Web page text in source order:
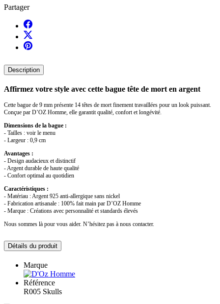
Partager
Description
Affirmez votre style avec cette bague tête de mort en argent
Cette bague de 9 mm présente 14 têtes de mort finement travaillées pour un look puissant.
Conçue par D’OZ Homme, elle garantit qualité, confort et longévité.
Dimensions de la bague :
- Tailles : voir le menu
- Largeur : 0,9 cm
Avantages :
- Design audacieux et distinctif
- Argent durable de haute qualité
- Confort optimal au quotidien
Caractéristiques :
- Matériau : Argent 925 anti-allergique sans nickel
- Fabrication artisanale : 100% fait main par D’OZ Homme
- Marque : Créations avec personnalité et standards élevés
Nous sommes là pour vous aider. N’hésitez pas à nous contacter.
Détails du produit
Marque
Référence
R005 Skulls